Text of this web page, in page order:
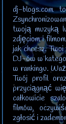
dj-blogs.com
twoją muzyką
zdjęciom i
jak chcesz.
DJ-ów w
w rankingu.
Twój profil
przyciągnąć
całkowicie
filmów,
zgłosić i